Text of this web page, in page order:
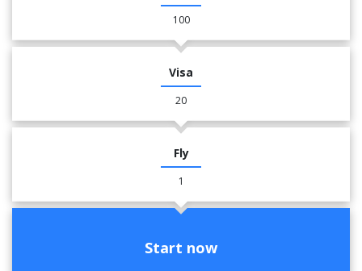
100
Visa
20
Fly
1
Start now